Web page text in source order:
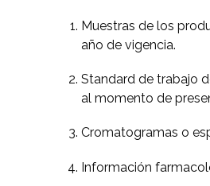
Muestras de los
año de vigencia.
Standard de trabajo
al momento de
Cromatogramas o
Información